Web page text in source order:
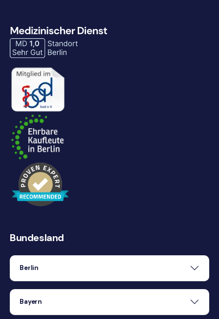
Bundesland
Berlin
Bayern